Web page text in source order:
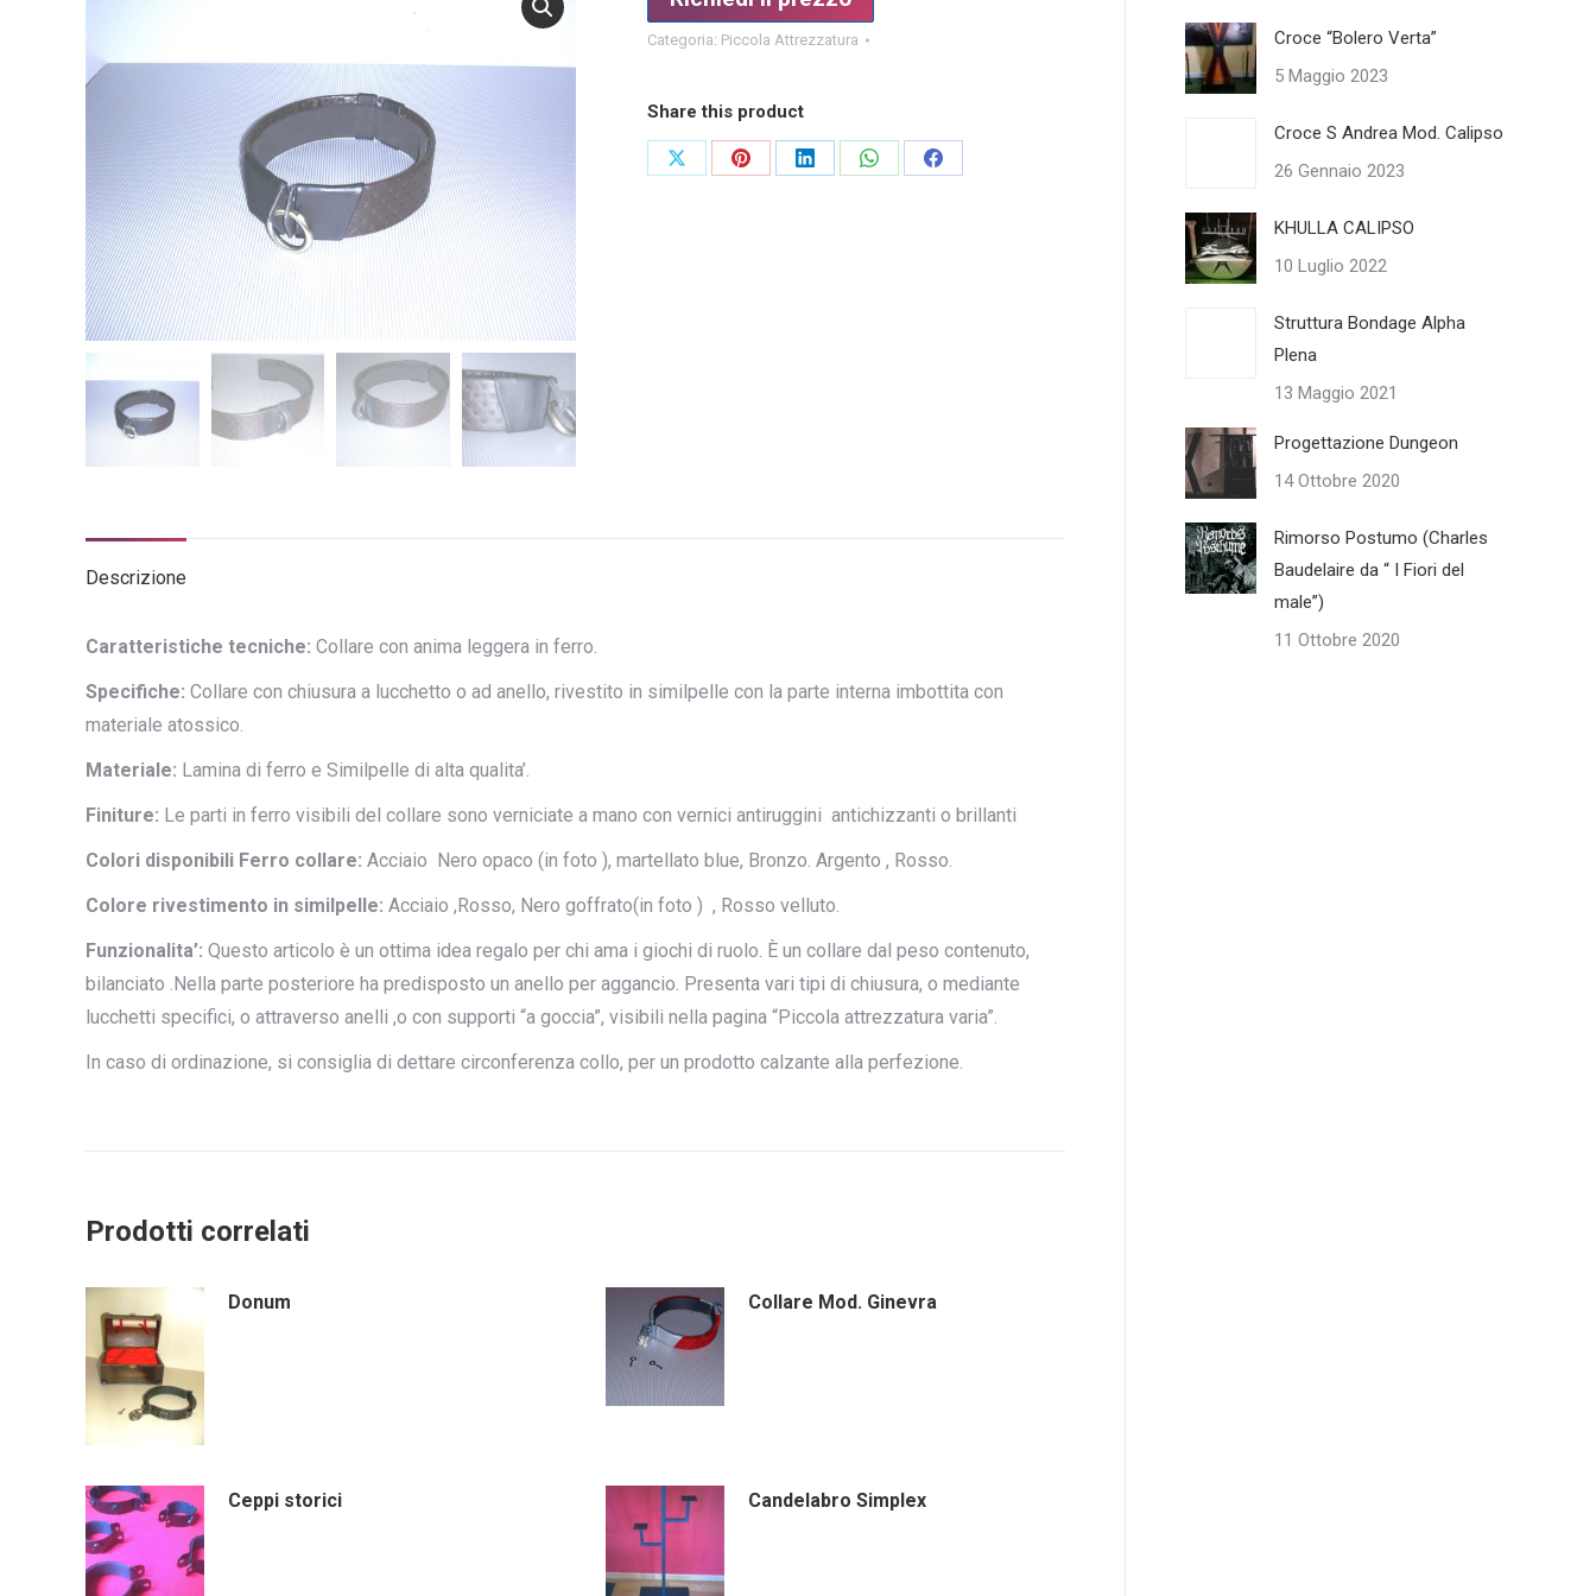
Categoria: Piccola Attrezzatura
Share this product
CondividiCondividiCondividiCondividiCondividi
Descrizione
Caratteristiche tecniche: Collare con anima leggera in ferro.
Specifiche: Collare con chiusura a lucchetto o ad anello, rivestito in similpelle con la parte interna imbottita con
materiale atossico.
Materiale: Lamina di ferro e Similpelle di alta qualita’.
Finiture: Le parti in ferro visibili del collare sono verniciate a mano con vernici antiruggini antichizzanti o brillanti
Colori disponibili Ferro collare: Acciaio Nero opaco (in foto ), martellato blue, Bronzo. Argento , Rosso.
Colore rivestimento in similpelle: Acciaio ,Rosso, Nero goffrato(in foto ) , Rosso velluto.
Funzionalita’: Questo articolo è un ottima idea regalo per chi ama i giochi di ruolo. È un collare dal peso contenuto,
bilanciato .Nella parte posteriore ha predisposto un anello per aggancio. Presenta vari tipi di chiusura, o mediante
lucchetti specifici, o attraverso anelli ,o con supporti “a goccia”, visibili nella pagina “Piccola attrezzatura varia”.
In caso di ordinazione, si consiglia di dettare circonferenza collo, per un prodotto calzante alla perfezione.
Prodotti correlati
Donum Collare Mod. Ginevra
Ceppi storici Candelabro Simplex
Croce “Bolero Verta”
5 Maggio 2023
Croce S Andrea Mod. Calipso
26 Gennaio 2023
KHULLA CALIPSO
10 Luglio 2022
Struttura Bondage Alpha
Plena
13 Maggio 2021
Progettazione Dungeon
14 Ottobre 2020
Rimorso Postumo (Charles
Baudelaire da “ I Fiori del
male”)
11 Ottobre 2020